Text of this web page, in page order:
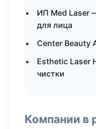
ИП Med Laser
для лица
Center Beauty
Esthetic Laser
чистки
Компании в